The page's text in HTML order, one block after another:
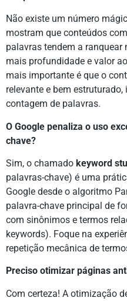
Não existe um número
mostram que conteúdos
palavras tendem a ranquear
mais profundidade e valor
mais importante é que o
relevante e bem
contagem de palavras.
O Google penaliza o uso
chave?
Sim, o chamado keyword
palavras-chave) é uma
Google desde o algoritmo
palavra-chave principal de
com sinônimos e termos
keywords). Foque na
repetição mecânica de
Preciso otimizar páginas
Com certeza! A otimização